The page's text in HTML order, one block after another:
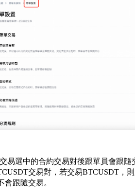
交易選中的合約交易對後跟單員會跟
交易對，若交易BTCUSDT，
會跟隨交易。